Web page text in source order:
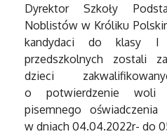
Dyrektor Szkoły
Noblistów w Króliku
kandydaci do klasy I
przedszkolnych zostali
dzieci
o potwierdzenie woli
pisemnego
w dniach 04.04.2022r- do